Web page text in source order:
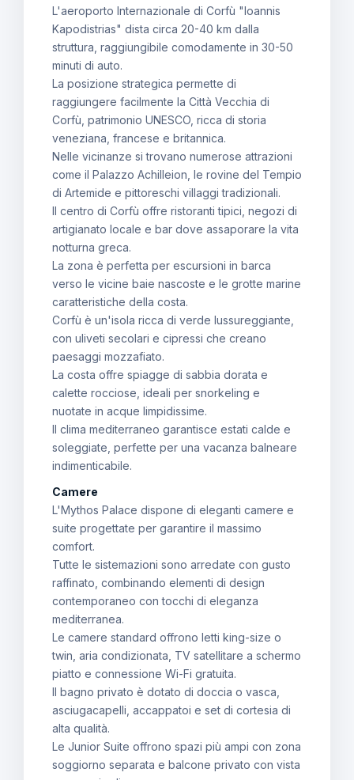
L'aeroporto Internazionale di Corfù "Ioannis
Kapodistrias" dista circa 20-40 km dalla
struttura, raggiungibile comodamente in 30-50
minuti di auto.
La posizione strategica permette di
raggiungere facilmente la Città Vecchia di
Corfù, patrimonio UNESCO, ricca di storia
veneziana, francese e britannica.
Nelle vicinanze si trovano numerose attrazioni
come il Palazzo Achilleion, le rovine del Tempio
di Artemide e pittoreschi villaggi tradizionali.
Il centro di Corfù offre ristoranti tipici, negozi di
artigianato locale e bar dove assaporare la vita
notturna greca.
La zona è perfetta per escursioni in barca
verso le vicine baie nascoste e le grotte marine
caratteristiche della costa.
Corfù è un'isola ricca di verde lussureggiante,
con uliveti secolari e cipressi che creano
paesaggi mozzafiato.
La costa offre spiagge di sabbia dorata e
calette rocciose, ideali per snorkeling e
nuotate in acque limpidissime.
Il clima mediterraneo garantisce estati calde e
soleggiate, perfette per una vacanza balneare
indimenticabile.
Camere
L'Mythos Palace dispone di eleganti camere e
suite progettate per garantire il massimo
comfort.
Tutte le sistemazioni sono arredate con gusto
raffinato, combinando elementi di design
contemporaneo con tocchi di eleganza
mediterranea.
Le camere standard offrono letti king-size o
twin, aria condizionata, TV satellitare a schermo
piatto e connessione Wi-Fi gratuita.
Il bagno privato è dotato di doccia o vasca,
asciugacapelli, accappatoi e set di cortesia di
alta qualità.
Le Junior Suite offrono spazi più ampi con zona
soggiorno separata e balcone privato con vista